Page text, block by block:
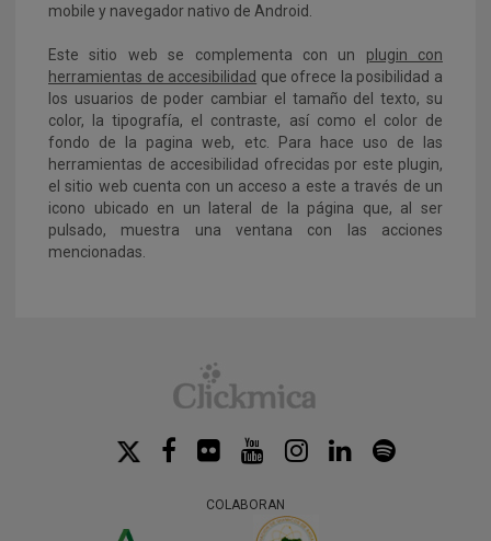
mobile y navegador nativo de Android.
Este sitio web se complementa con un plugin con
herramientas de accesibilidad que ofrece la posibilidad a
los usuarios de poder cambiar el tamaño del texto, su
color, la tipografía, el contraste, así como el color de
fondo de la pagina web, etc. Para hace uso de las
herramientas de accesibilidad ofrecidas por este plugin,
el sitio web cuenta con un acceso a este a través de un
icono ubicado en un lateral de la página que, al ser
pulsado, muestra una ventana con las acciones
mencionadas.
COLABORAN